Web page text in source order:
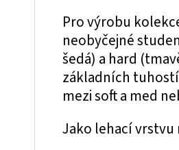
Pro výrobu
neobyčejné
šedá) a hard
základních tuhostí
mezi soft a med
Jako lehací